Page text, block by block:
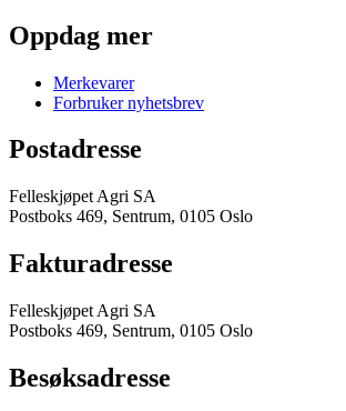
Oppdag mer
Merkevarer
Forbruker nyhetsbrev
Postadresse
Felleskjøpet Agri SA
Postboks 469, Sentrum, 0105 Oslo
Fakturadresse
Felleskjøpet Agri SA
Postboks 469, Sentrum, 0105 Oslo
Besøksadresse